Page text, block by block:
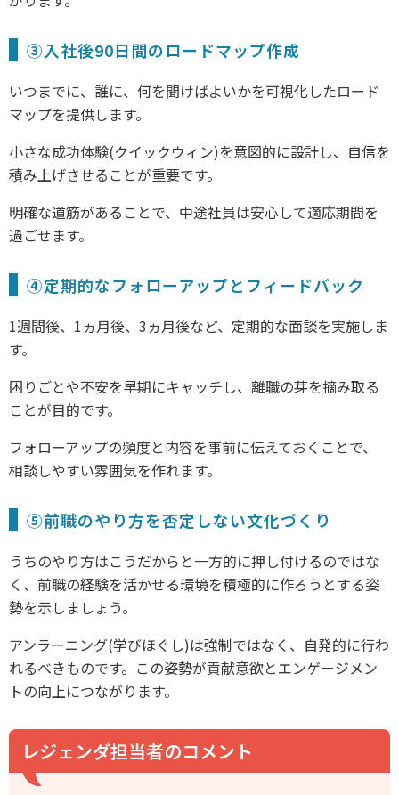
③入社後90日間のロードマップ作成
いつまでに、誰に、何を聞けばよいかを可視化したロード
マップを提供します。
小さな成功体験(クイックウィン)を意図的に設計し、自信を
積み上げさせることが重要です。
明確な道筋があることで、中途社員は安心して適応期間を
過ごせます。
④定期的なフォローアップとフィードバック
1週間後、1ヵ月後、3ヵ月後など、定期的な面談を実施しま
す。
困りごとや不安を早期にキャッチし、離職の芽を摘み取る
ことが目的です。
フォローアップの頻度と内容を事前に伝えておくことで、
相談しやすい雰囲気を作れます。
⑤前職のやり方を否定しない文化づくり
うちのやり方はこうだからと一方的に押し付けるのではな
く、前職の経験を活かせる環境を積極的に作ろうとする姿
勢を示しましょう。
アンラーニング(学びほぐし)は強制ではなく、自発的に行わ
れるべきものです。この姿勢が貢献意欲とエンゲージメン
トの向上につながります。
レジェンダ担当者のコメント